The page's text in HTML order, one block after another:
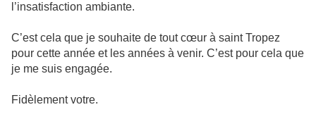
l’insatisfaction ambiante.
C’est cela que je souhaite de tout cœur à saint Tropez
pour cette année et les années à venir. C’est pour cela que
je me suis engagée.
Fidèlement votre.